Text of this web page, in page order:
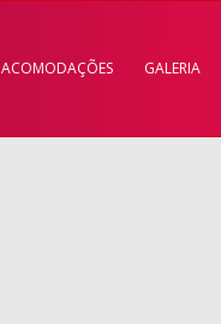
ACOMODAÇÕES GALERIA